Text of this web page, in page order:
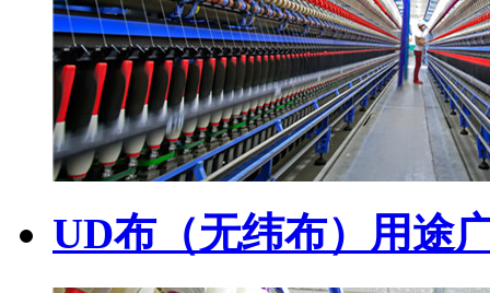
UD布（无纬布）用途